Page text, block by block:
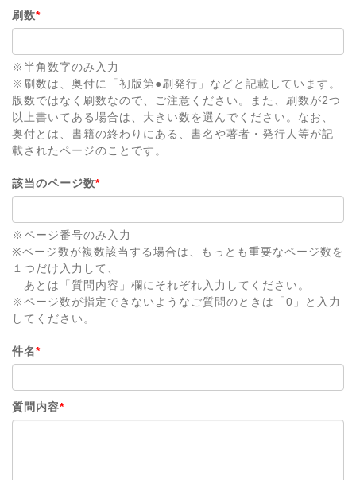
刷数*
※半角数字のみ入力
※刷数は、奥付に「初版第●刷発行」などと記載しています。
版数ではなく刷数なので、ご注意ください。また、刷数が2つ
以上書いてある場合は、大きい数を選んでください。なお、
奥付とは、書籍の終わりにある、書名や著者・発行人等が記
載されたページのことです。
該当のページ数*
※ページ番号のみ入力
※ページ数が複数該当する場合は、もっとも重要なページ数を
１つだけ入力して、
あとは「質問内容」欄にそれぞれ入力してください。
※ページ数が指定できないようなご質問のときは「0」と入力
してください。
件名*
質問内容*